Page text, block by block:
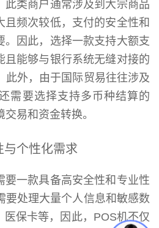
此类商户通常涉及到大宗商品
且频次较低，支付的安全性和
。因此，选择一款支持大额支
且能够与银行系统无缝对接的
此外，由于国际贸易往往涉及
需要选择支持多币种结算的
易和资金转换。
与个性化需求
要一款具备高安全性和专业性
要处理大量个人信息和敏感数
保卡等，因此，POS机不仅